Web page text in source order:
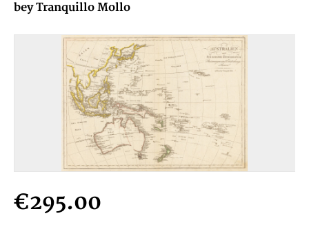
bey Tranquillo Mollo
€295.00